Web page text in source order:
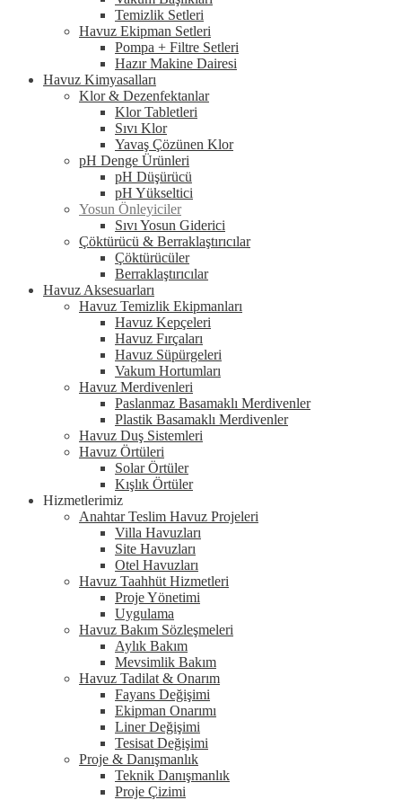
Temizlik Setleri
Havuz Ekipman Setleri
Pompa + Filtre Setleri
Hazır Makine Dairesi
Havuz Kimyasalları
Klor & Dezenfektanlar
Klor Tabletleri
Sıvı Klor
Yavaş Çözünen Klor
pH Denge Ürünleri
pH Düşürücü
pH Yükseltici
Yosun Önleyiciler
Sıvı Yosun Giderici
Çöktürücü & Berraklaştırıcılar
Çöktürücüler
Berraklaştırıcılar
Havuz Aksesuarları
Havuz Temizlik Ekipmanları
Havuz Kepçeleri
Havuz Fırçaları
Havuz Süpürgeleri
Vakum Hortumları
Havuz Merdivenleri
Paslanmaz Basamaklı Merdivenler
Plastik Basamaklı Merdivenler
Havuz Duş Sistemleri
Havuz Örtüleri
Solar Örtüler
Kışlık Örtüler
Hizmetlerimiz
Anahtar Teslim Havuz Projeleri
Villa Havuzları
Site Havuzları
Otel Havuzları
Havuz Taahhüt Hizmetleri
Proje Yönetimi
Uygulama
Havuz Bakım Sözleşmeleri
Aylık Bakım
Mevsimlik Bakım
Havuz Tadilat & Onarım
Fayans Değişimi
Ekipman Onarımı
Liner Değişimi
Tesisat Değişimi
Proje & Danışmanlık
Teknik Danışmanlık
Proje Çizimi